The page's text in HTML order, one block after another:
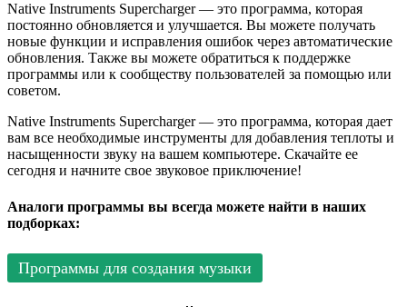
Native Instruments Supercharger — это программа, которая
постоянно обновляется и улучшается. Вы можете получать
новые функции и исправления ошибок через автоматические
обновления. Также вы можете обратиться к поддержке
программы или к сообществу пользователей за помощью или
советом.
Native Instruments Supercharger — это программа, которая дает
вам все необходимые инструменты для добавления теплоты и
насыщенности звуку на вашем компьютере. Скачайте ее
сегодня и начните свое звуковое приключение!
Аналоги программы вы всегда можете найти в наших
подборках:
Программы для создания музыки